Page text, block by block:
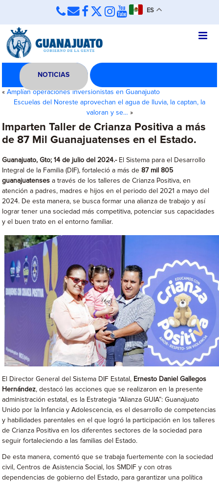
ES
NOTICIAS
«Amplían operaciones inversionistas en Guanajuato
Escuelas del Noreste aprovechan el agua de lluvia, la captan, la
valoran y se… »
Imparten Taller de Crianza Positiva a más
de 87 Mil Guanajuatenses en el Estado.
Guanajuato, Gto; 14 de julio del 2024.- El Sistema para el Desarrollo
Integral de la Familia (DIF), fortaleció a más de87 mil 805
guanajuatenses a través de los talleres de Crianza Positiva, en
atención a padres, madres e hijos en el periodo del 2021 a mayo del
2024. De esta manera, se busca formar una alianza de trabajo y así
lograr tener una sociedad más competitiva, potenciar sus capacidades
y el buen trato en el entorno familiar.
El Director General del Sistema DIF Estatal, Ernesto Daniel Gallegos
Hernández, destacó las acciones que se realizaron en la presente
administración estatal, es la Estrategia “Alianza GUIA”: Guanajuato
Unido por la Infancia y Adolescencia, es el desarrollo de competencias
y habilidades parentales en el que logró la participación en los talleres
de Crianza Positiva en los diferentes sectores de la sociedad para
seguir fortaleciendo a las familias del Estado.
De esta manera, comentó que se trabaja fuertemente con la sociedad
civil, Centros de Asistencia Social, los SMDIF y con otras
dependencias de gobierno del Estado, para garantizar una política